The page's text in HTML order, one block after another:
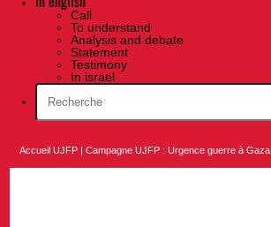
Call
To understand
Analysis and debate
Statement
Testimony
In israel
Accueil UJFP |Campagne UJFP : Urgence guerre à Gaza